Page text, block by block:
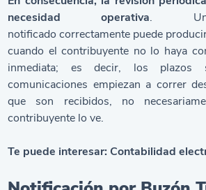
necesidad operativa. Un
notificado correctamente puede
cuando el contribuyente no lo haya
inmediata; es decir, los plazos
comunicaciones empiezan a correr
que son recibidos, no
contribuyente lo ve.
Te puede interesar: Contabilidad